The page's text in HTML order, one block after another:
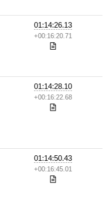
01:14:26.13
+00:16:20.71
01:14:28.10
+00:16:22.68
01:14:50.43
+00:16:45.01